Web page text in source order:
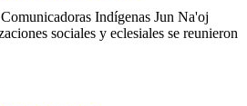
sociales y eclesiales se reunieron